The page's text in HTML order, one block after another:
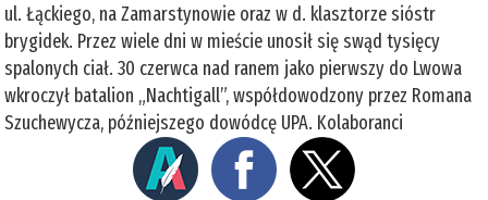
ul. Łąckiego, na Zamarstynowie oraz w d. klasztorze sióstr
brygidek. Przez wiele dni w mieście unosił się swąd tysięcy
spalonych ciał. 30 czerwca nad ranem jako pierwszy do Lwowa
wkroczył batalion „Nachtigall”, współdowodzony przez Romana
Szuchewycza, późniejszego dowódcę UPA. Kolaboranci